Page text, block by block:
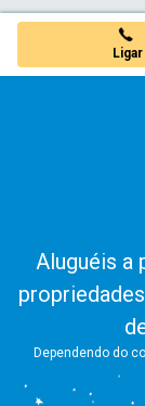
Ligar
Aluguéis a
Dependendo do